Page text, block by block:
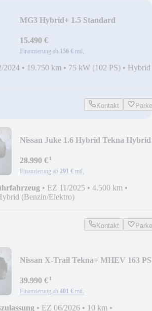
MG3 Hybrid+ 1.5 Standard
15.490 €
Finanzierung ab 156 € mtl.
2024 • 19.750 km • 75 kW (102 PS) • Hybrid
Kontakt
Nissan Juke 1.6 Hybrid Tekna Hybrid
28.990 €¹
Finanzierung ab 291 € mtl.
• EZ 11/2025 • 4.500 km •
(Benzin/Elektro)
Kontakt
Nissan X-Trail Tekna+ MHEV 163 PS
39.990 €¹
Finanzierung ab 401 € mtl.
• EZ 06/2026 • 10 km •